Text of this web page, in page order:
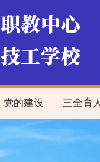
党的建设 三全育